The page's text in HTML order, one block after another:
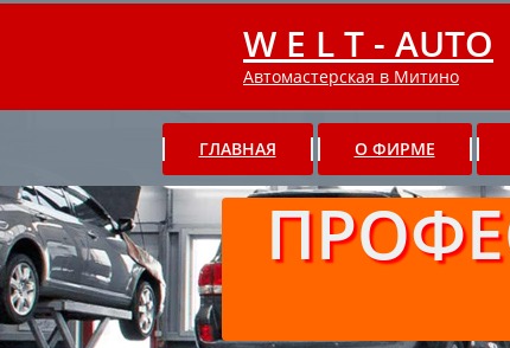
W E L T - AUTO
Автомастерская в Митино
ГЛАВНАЯ О ФИРМЕ